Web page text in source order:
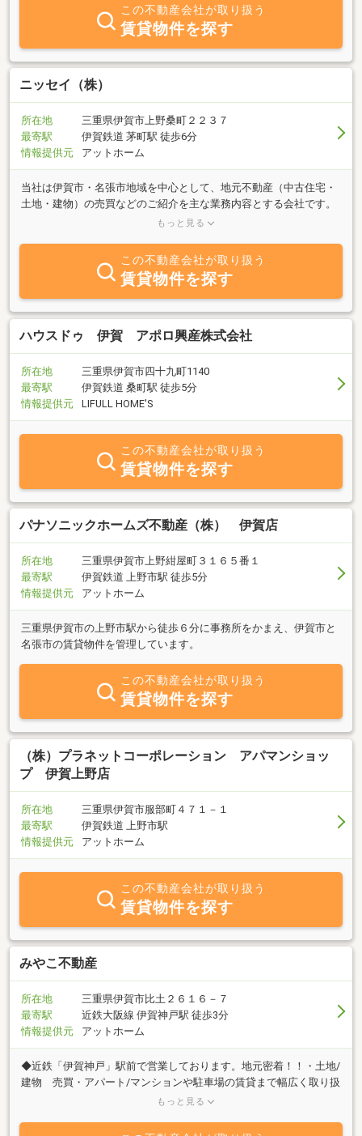
この不動産会社が取り扱う
賃貸物件を探す
ニッセイ（株）
所在地
三重県伊賀市上野桑町２２３７
最寄駅
伊賀鉄道 茅町駅 徒歩6分
情報提供元
アットホーム
当社は伊賀市・名張市地域を中心として、地元不動産（中古住宅・
土地・建物）の売買などのご紹介を主な業務内容とする会社です。
「売りたい方」「買いたい方」お気軽にご来店のうえご相談下さ
倉庫など、なんなりとご相談下さい。
もっと見る
この不動産会社が取り扱う
賃貸物件を探す
ハウスドゥ 伊賀 アポロ興産株式会社
所在地
三重県伊賀市四十九町1140
最寄駅
伊賀鉄道 桑町駅 徒歩5分
情報提供元
LIFULL HOME'S
この不動産会社が取り扱う
賃貸物件を探す
パナソニックホームズ不動産（株） 伊賀店
所在地
三重県伊賀市上野紺屋町３１６５番１
最寄駅
伊賀鉄道 上野市駅 徒歩5分
情報提供元
アットホーム
三重県伊賀市の上野市駅から徒歩６分に事務所をかまえ、伊賀市と
名張市の賃貸物件を管理しています。
この不動産会社が取り扱う
賃貸物件を探す
（株）プラネットコーポレーション アパマンショッ
プ 伊賀上野店
所在地
三重県伊賀市服部町４７１－１
最寄駅
伊賀鉄道 上野市駅
情報提供元
アットホーム
この不動産会社が取り扱う
賃貸物件を探す
みやこ不動産
所在地
三重県伊賀市比土２６１６－７
最寄駅
近鉄大阪線 伊賀神戸駅 徒歩3分
情報提供元
アットホーム
◆近鉄「伊賀神戸」駅前で営業しております。地元密着！！・土地/
建物 売買・アパート/マンションや駐車場の賃貸まで幅広く取り扱
っています。・不動産売却のご相談や仲介査定も承ります。◆当社
ーム借上げ制度」を導入しています。これはシニア世代のお客さま
もっと見る